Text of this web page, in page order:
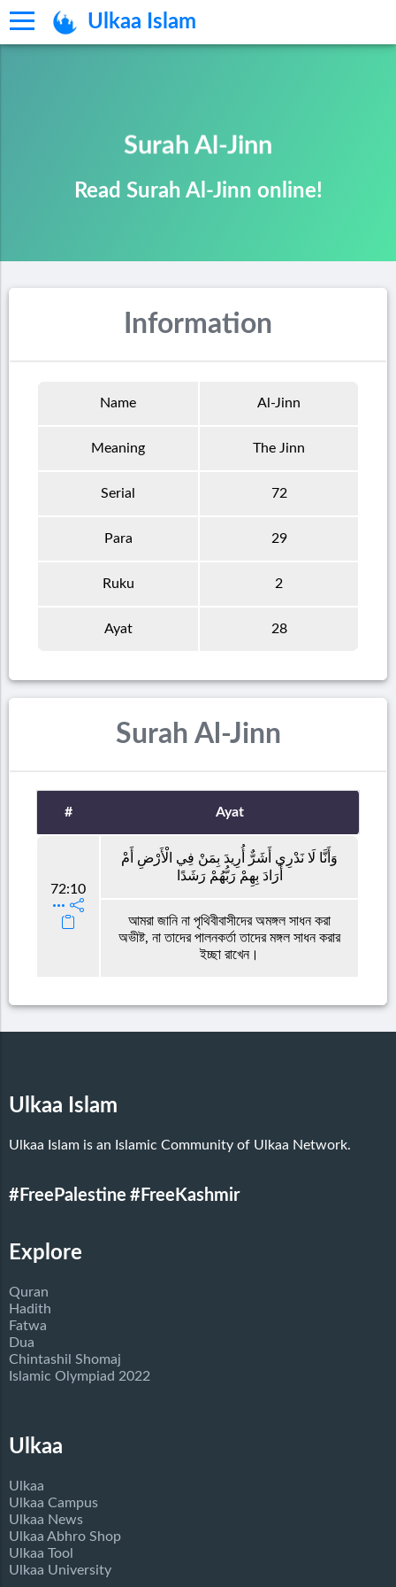
Ulkaa Islam
Surah Al-Jinn
Read Surah Al-Jinn online!
Information
Name Al-Jinn
Meaning The Jinn
Serial 72
Para 29
Ruku 2
Ayat 28
Surah Al-Jinn
# Ayat
72:10
وَأَنَّا لَا نَدْرِي أَشَرٌّ أُرِيدَ بِمَنْ فِي الْأَرْضِ أَمْ
أَرَادَ بِهِمْ رَبُّهُمْ رَشَدًا
আমরা জানি না পৃথিবীবাসীদের অমঙ্গল সাধন করা
অভীষ্ট, না তাদের পালনকর্তা তাদের মঙ্গল সাধন করার
ইচ্ছা রাখেন।
Ulkaa Islam
Ulkaa Islam is an Islamic Community of Ulkaa Network.
#FreePalestine #FreeKashmir
Explore
Quran
Hadith
Fatwa
Dua
Chintashil Shomaj
Islamic Olympiad 2022
Ulkaa
Ulkaa
Ulkaa Campus
Ulkaa News
Ulkaa Abhro Shop
Ulkaa Tool
Ulkaa University